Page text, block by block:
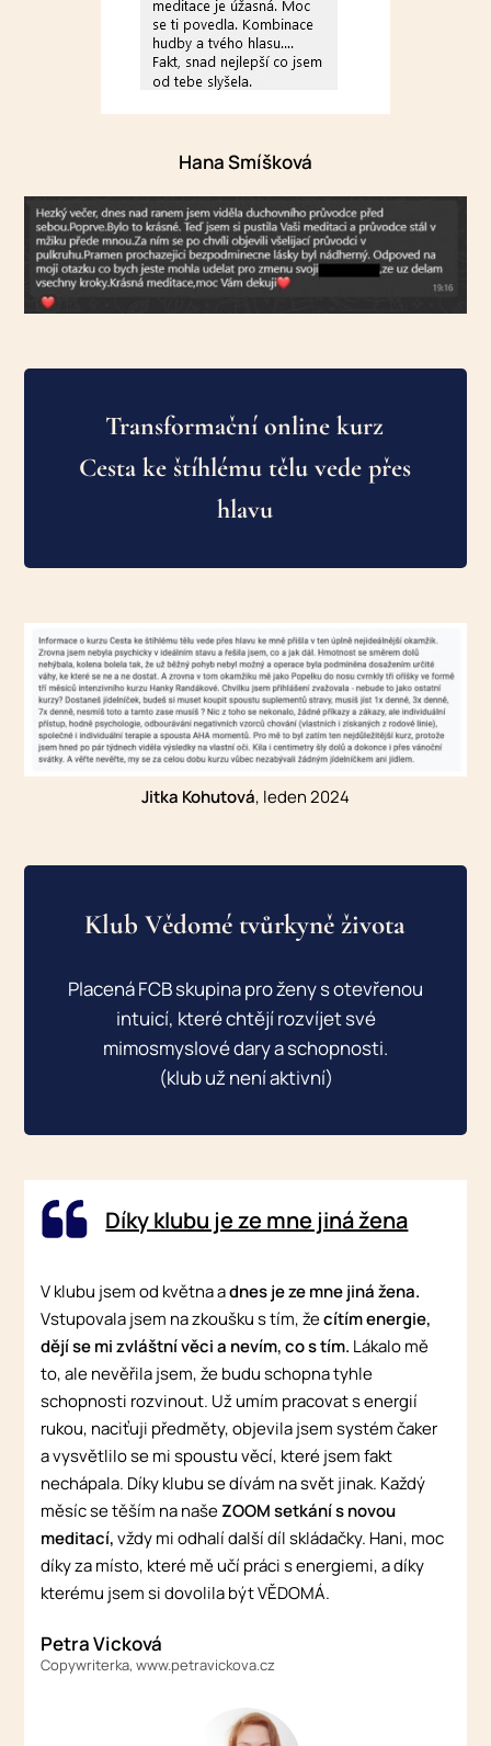
Hana Smíšková
Transformační online kurz
Cesta ke štíhlému tělu vede přes
hlavu
Jitka Kohutová, leden 2024
Klub Vědomé tvůrkyně života
Placená FCB skupina pro ženy s otevřenou
intuicí, které chtějí rozvíjet své
mimosmyslové dary a schopnosti.
(klub už není aktivní)
Díky klubu je ze mne jiná žena
V klubu jsem od května adnes je ze mne jiná žena.
Vstupovala jsem na zkoušku s tím, žecítím energie,
dějí se mi zvláštní věci a nevím, co s tím. Lákalo mě
to, ale nevěřila jsem, že budu schopna tyhle
schopnosti rozvinout. Už umím pracovat s energií
rukou, naciťuji předměty, objevila jsem systém čaker
a vysvětlilo se mi spoustu věcí, které jsem fakt
nechápala. Díky klubu se dívám na svět jinak. Každý
měsíc se těším na našeZOOM setkání s novou
meditací,vždy mi odhalí další díl skládačky. Hani, moc
díky za místo, které mě učí práci s energiemi, a díky
kterému jsem si dovolila být VĚDOMÁ.
Petra Vicková
Copywriterka, www.petravickova.cz